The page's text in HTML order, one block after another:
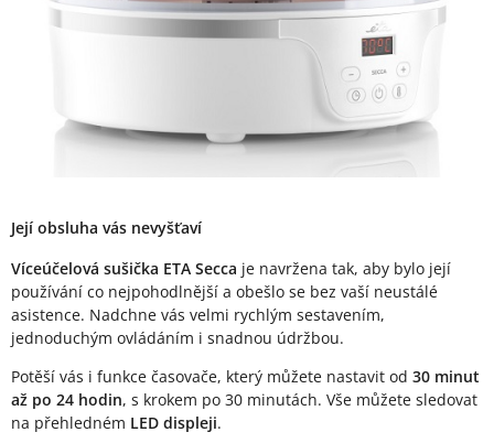
Její obsluha vás nevyšťaví
Víceúčelová sušička ETA Secca je navržena tak, aby bylo její
používání co nejpohodlnější a obešlo se bez vaší neustálé
asistence. Nadchne vás velmi rychlým sestavením,
jednoduchým ovládáním i snadnou údržbou.
Potěší vás i funkce časovače, který můžete nastavit od 30 minut
až po 24 hodin, s krokem po 30 minutách. Vše můžete sledovat
na přehledném LED displeji.